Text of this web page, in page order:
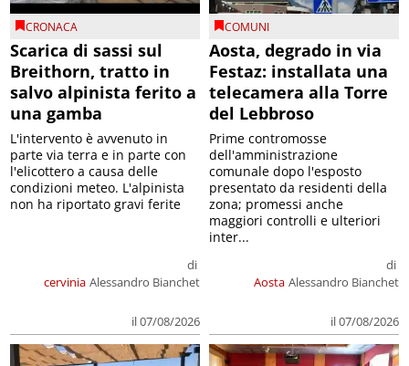
CRONACA
Scarica di sassi sul
Breithorn, tratto in
salvo alpinista ferito a
una gamba
cervinia
di
Alessandro Bianchet
il 07/08/2026
L'intervento è avvenuto in
parte via terra e in parte con
l'elicottero a causa delle
condizioni meteo. L'alpinista
non ha riportato gravi ferite
COMUNI
Aosta, degrado in via
Festaz: installata una
telecamera alla Torre
del Lebbroso
Aosta
di
Alessandro Bianchet
il 07/08/2026
Prime contromosse
dell'amministrazione
comunale dopo l'esposto
presentato da residenti della
zona; promessi anche
maggiori controlli e ulteriori
inter...